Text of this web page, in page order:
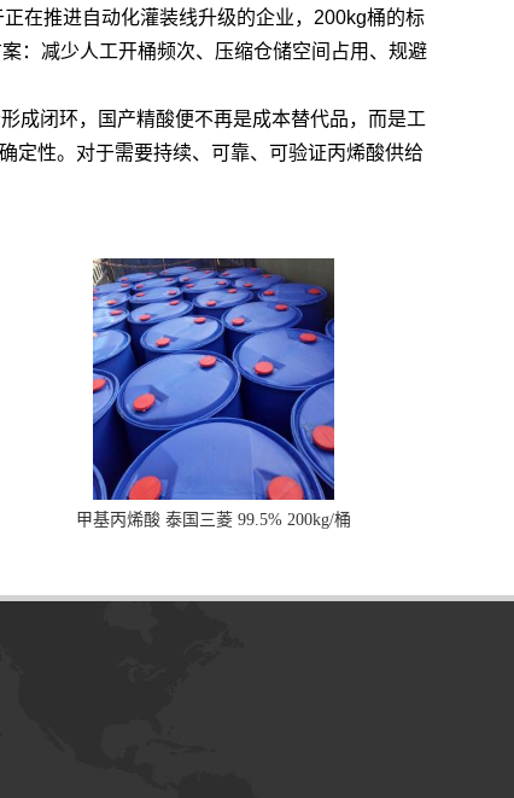
在推进自动化灌装线升级的企业，200kg桶的标
：减少人工开桶频次、压缩仓储空间占用、规避
成闭环，国产精酸便不再是成本替代品，而是工
定性。对于需要持续、可靠、可验证丙烯酸供给
甲基丙烯酸 泰国三菱 99.5% 200kg/桶